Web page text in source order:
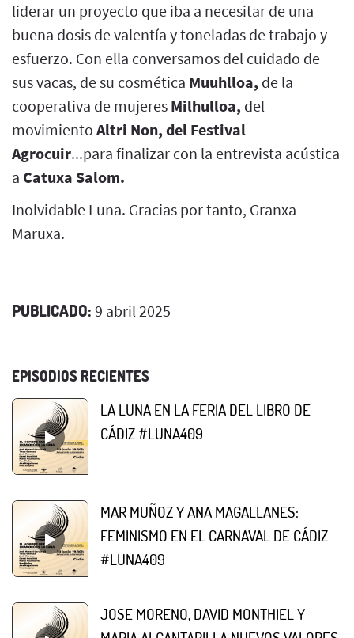
liderar un proyecto que iba a necesitar de una
buena dosis de valentía y toneladas de trabajo y
esfuerzo. Con ella conversamos del cuidado de
sus vacas, de su cosmética Muuhlloa, de la
cooperativa de mujeres Milhulloa, del
movimiento Altri Non, del Festival
Agrocuir...para finalizar con la entrevista acústica
a Catuxa Salom.
Inolvidable Luna. Gracias por tanto, Granxa
Maruxa.
PUBLICADO: 9 abril 2025
EPISODIOS RECIENTES
LA LUNA EN LA FERIA DEL LIBRO DE
CÁDIZ #LUNA409
MAR MUÑOZ Y ANA MAGALLANES:
FEMINISMO EN EL CARNAVAL DE CÁDIZ
#LUNA409
JOSE MORENO, DAVID MONTHIEL Y